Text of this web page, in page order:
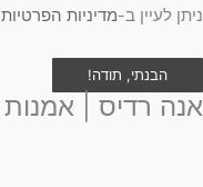
ניתן לעיין ב-מדיניות הפרטיות
הבנתי, תודה!
אנה רדיס |